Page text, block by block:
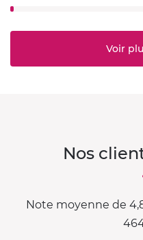
Voir
Nos
Note moyenne de